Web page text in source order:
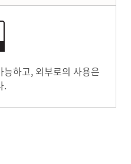
하고, 외부로의 사용은
.